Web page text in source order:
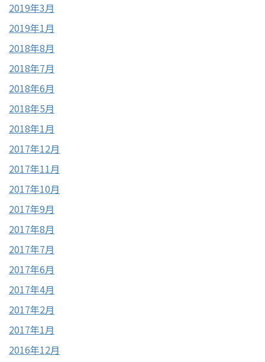
2019年3月
2019年1月
2018年8月
2018年7月
2018年6月
2018年5月
2018年1月
2017年12月
2017年11月
2017年10月
2017年9月
2017年8月
2017年7月
2017年6月
2017年4月
2017年2月
2017年1月
2016年12月